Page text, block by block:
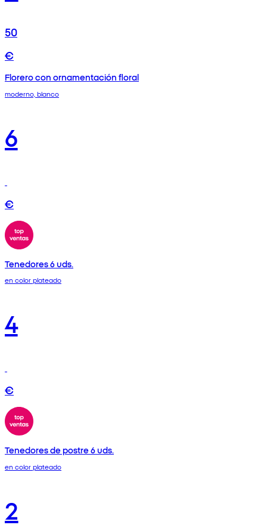
50
€
Florero con ornamentación floral
moderno, blanco
6
€
Tenedores 6 uds.
en color plateado
4
€
Tenedores de postre 6 uds.
en color plateado
2